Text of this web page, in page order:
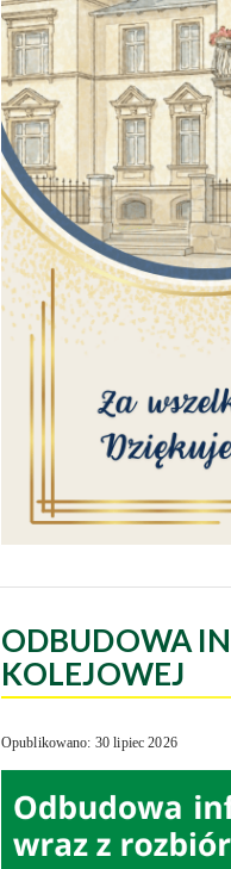
ODBUDOWA
KOLEJOWEJ
Opublikowano: 30 lipiec 2026